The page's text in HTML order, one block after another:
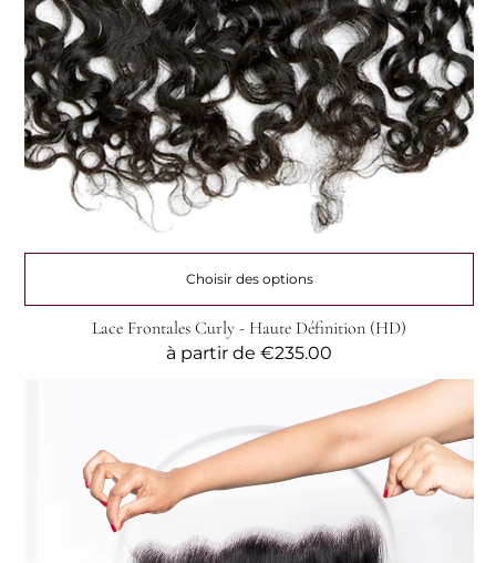
Choisir des options
⁠Lace Frontales Curly - Haute Définition (HD)
Prix
à partir de €235.00